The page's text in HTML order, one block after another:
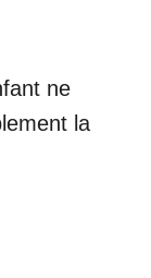
ne
la